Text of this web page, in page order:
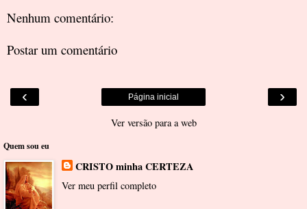
Nenhum comentário:
Postar um comentário
‹ ›
Página inicial
Ver versão para a web
Quem sou eu
CRISTO minha CERTEZA
Ver meu perfil completo